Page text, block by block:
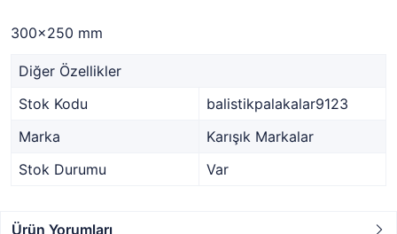
300x250 mm
Diğer Özellikler
Stok Kodu
balistikpalakalar9123
Marka
Karışık Markalar
Stok Durumu
Var
Ürün Yorumları